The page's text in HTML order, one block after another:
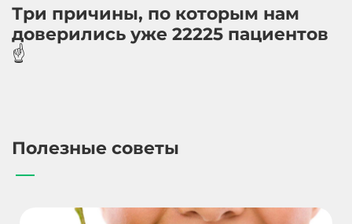
Три причины, по которым нам
доверились уже 22225 пациентов
☝️
Полезные советы